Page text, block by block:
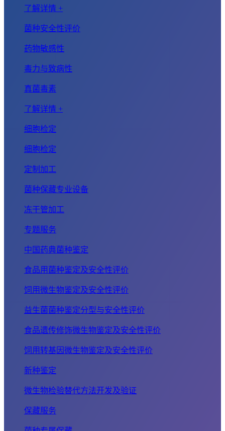
了解详情 +
菌种安全性评价
药物敏感性
毒力与致病性
真菌毒素
了解详情 +
细胞检定
细胞检定
定制加工
菌种保藏专业设备
冻干管加工
专题服务
中国药典菌种鉴定
食品用菌种鉴定及安全性评价
饲用微生物鉴定及安全性评价
益生菌菌种鉴定分型与安全性评价
食品遗传修饰微生物鉴定及安全性评价
饲用转基因微生物鉴定及安全性评价
新种鉴定
微生物检验替代方法开发及验证
保藏服务